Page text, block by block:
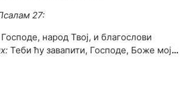
27:
народ Твој, и благослови
Теби ћу завапити, Господе, Боже мој…